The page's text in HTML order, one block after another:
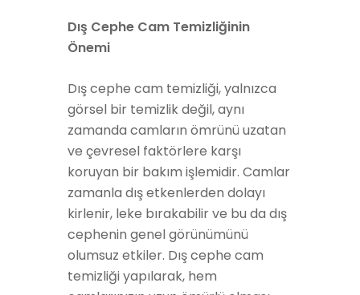
Dış Cephe Cam Temizliğinin
Önemi
Dış cephe cam temizliği, yalnızca
görsel bir temizlik değil, aynı
zamanda camların ömrünü uzatan
ve çevresel faktörlere karşı
koruyan bir bakım işlemidir. Camlar
zamanla dış etkenlerden dolayı
kirlenir, leke bırakabilir ve bu da dış
cephenin genel görünümünü
olumsuz etkiler. Dış cephe cam
temizliği yapılarak, hem